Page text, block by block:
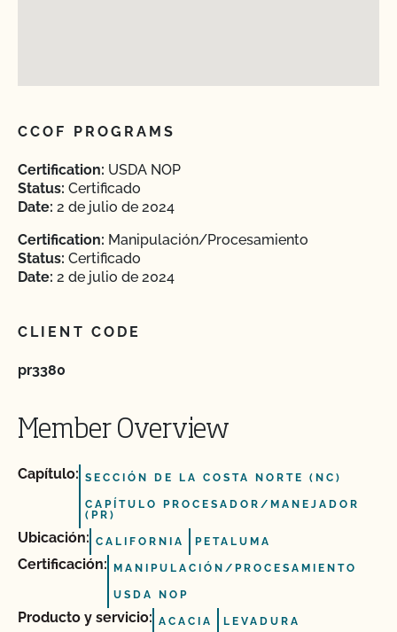
CCOF PROGRAMS
Certification: USDA NOP
Status: Certificado
Date: 2 de julio de 2024
Certification: Manipulación/Procesamiento
Status: Certificado
Date: 2 de julio de 2024
CLIENT CODE
pr3380
Member Overview
Capítulo: SECCIÓN DE LA COSTA NORTE (NC)
CAPÍTULO PROCESADOR/MANEJADOR
(PR)
Ubicación: CALIFORNIA PETALUMA
Certificación: MANIPULACIÓN/PROCESAMIENTO
USDA NOP
Producto y servicio: ACACIA LEVADURA